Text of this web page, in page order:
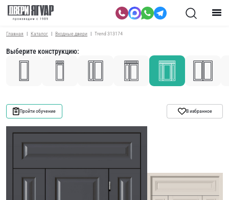
Главная Каталог Входные двери Trend 313174
Выберите конструкцию:
Пройти обучение В избранное